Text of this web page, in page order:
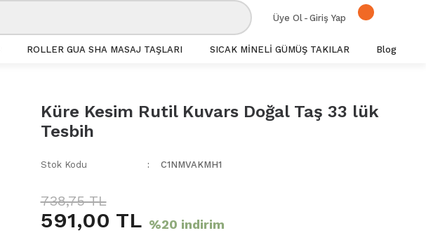
Üye Ol - Giriş Yap
ROLLER GUA SHA MASAJ TAŞLARI SICAK MİNELİ GÜMÜŞ TAKILAR Blog
Küre Kesim Rutil Kuvars Doğal Taş 33 lük
Tesbih
Stok Kodu C1NMVAKMH1
738,75 TL
591,00 TL %20 indirim